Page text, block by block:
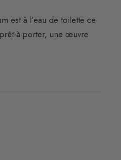
est à l’eau de toilette ce
à-porter, une œuvre